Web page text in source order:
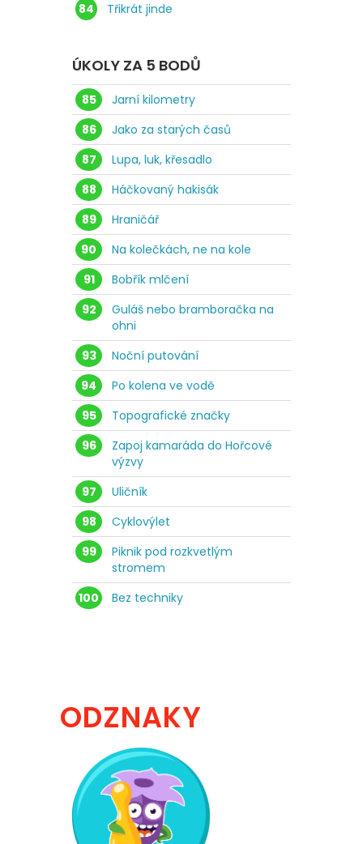
84
Třikrát jinde
ÚKOLY ZA 5 BODŮ
85
Jarní kilometry
86
Jako za starých časů
87
Lupa, luk, křesadlo
88
Háčkovaný hakisák
89
Hraničář
90
Na kolečkách, ne na kole
91
Bobřík mlčení
92
Guláš nebo bramboračka na
ohni
93
Noční putování
94
Po kolena ve vodě
95
Topografické značky
96
Zapoj kamaráda do Hořcové
výzvy
97
Uličník
98
Cyklovýlet
99
Piknik pod rozkvetlým
stromem
100
Bez techniky
ODZNAKY